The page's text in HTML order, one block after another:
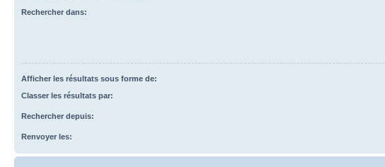
Rechercher dans:
Afficher les résultats sous forme de:
Classer les résultats par:
Rechercher depuis:
Renvoyer les: